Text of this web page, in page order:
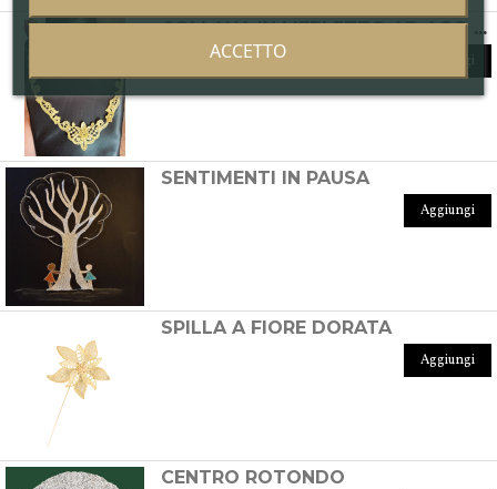
COLLANA IN MERLETTO AD AGO DI BURANO
Aggiungi
SENTIMENTI IN PAUSA
Aggiungi
SPILLA A FIORE DORATA
Aggiungi
CENTRO ROTONDO
ACCETTO